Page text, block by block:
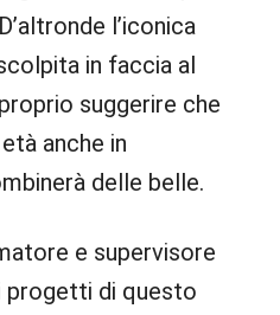
l’iconica
in faccia al
suggerire che
anche in
delle belle.
e supervisore
progetti di questo